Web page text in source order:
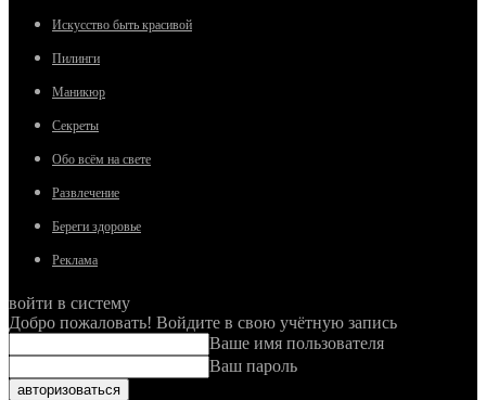
Искусство быть красивой
Пилинги
Маникюр
Секреты
Обо всём на свете
Развлечение
Береги здоровье
Реклама
войти в систему
Добро пожаловать! Войдите в свою учётную запись
Ваше имя пользователя
Ваш пароль